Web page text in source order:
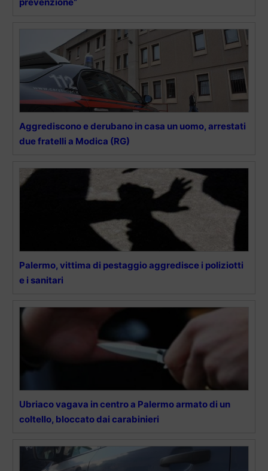
Aggrediscono e derubano in casa un uomo, arrestati
due fratelli a Modica (RG)
Palermo, vittima di pestaggio aggredisce i poliziotti
e i sanitari
Ubriaco vagava in centro a Palermo armato di un
coltello, bloccato dai carabinieri